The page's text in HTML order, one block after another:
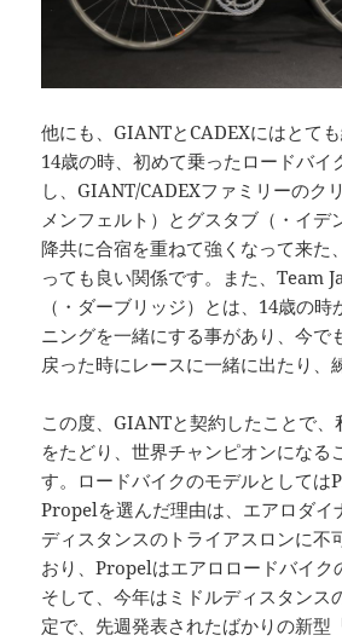
他にも、GIANTとCADEXにはとても
14歳の時、初めて乗ったロードバイ
し、GIANT/CADEXファミリーのク
メンフェルト）とグスタブ（・イデ
降共に合宿を重ねて強くなって来た
っても良い関係です。また、Team
（・ダーブリッジ）とは、14歳の
ニングを一緒にする事があり、今で
戻った時にレースに一緒に出たり、
この度、GIANTと契約したことで
をたどり、世界チャンピオンになる
す。ロードバイクのモデルとしては
Propelを選んだ理由は、エアロダイ
ディスタンスのトライアスロンに不
おり、Propelはエアロロードバイク
そして、今年はミドルディスタンス
定で、先週発表されたばかりの新型